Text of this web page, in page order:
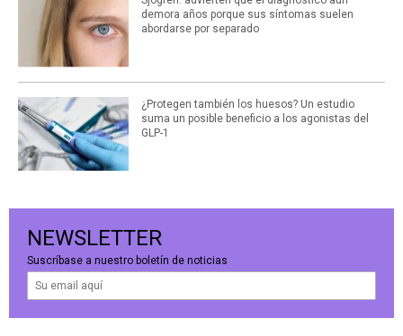
demora años porque sus síntomas suelen
abordarse por separado
¿Protegen también los huesos? Un estudio
suma un posible beneficio a los agonistas del
GLP-1
NEWSLETTER
Suscríbase a nuestro boletín de noticias